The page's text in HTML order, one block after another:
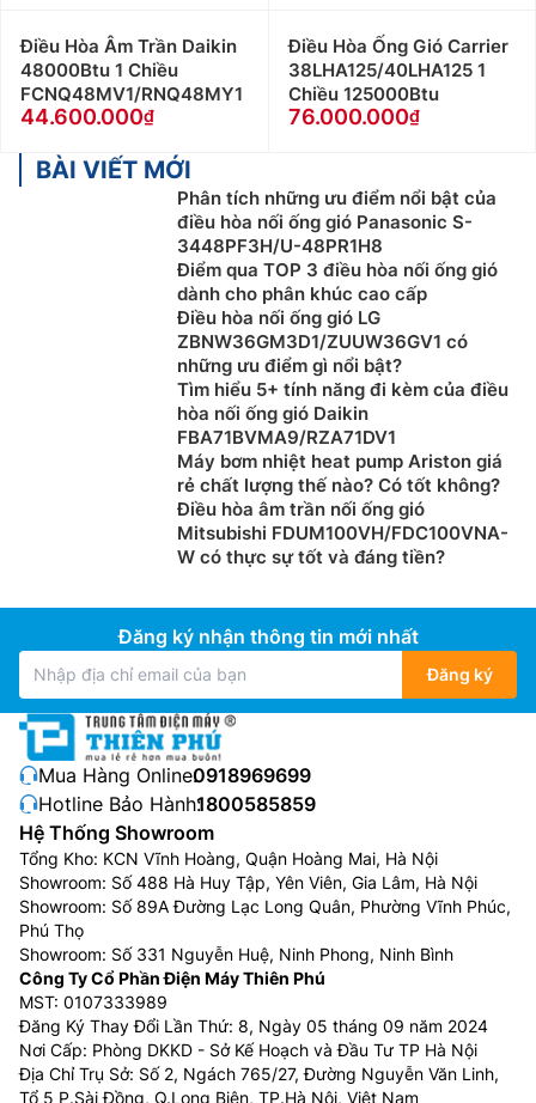
Điều Hòa Âm Trần Daikin
48000Btu 1 Chiều
FCNQ48MV1/RNQ48MY1
44.600.000
Điều Hòa Ống Gió Carrier
38LHA125/40LHA125 1
Chiều 125000Btu
76.000.000
BÀI VIẾT MỚI
Phân tích những ưu điểm nổi bật của
điều hòa nối ống gió Panasonic S-
3448PF3H/U-48PR1H8
Điểm qua TOP 3 điều hòa nối ống gió
dành cho phân khúc cao cấp
Điều hòa nối ống gió LG
ZBNW36GM3D1/ZUUW36GV1 có
những ưu điểm gì nổi bật?
Tìm hiểu 5+ tính năng đi kèm của điều
hòa nối ống gió Daikin
FBA71BVMA9/RZA71DV1
Máy bơm nhiệt heat pump Ariston giá
rẻ chất lượng thế nào? Có tốt không?
Điều hòa âm trần nối ống gió
Mitsubishi FDUM100VH/FDC100VNA-
W có thực sự tốt và đáng tiền?
Đăng ký nhận thông tin mới nhất
Đăng ký
Mua Hàng Online:0918969699
Hotline Bảo Hành:1800585859
Hệ Thống Showroom
Tổng Kho: KCN Vĩnh Hoàng, Quận Hoàng Mai, Hà Nội
Showroom: Số 488 Hà Huy Tập, Yên Viên, Gia Lâm, Hà Nội
Showroom: Số 89A Đường Lạc Long Quân, Phường Vĩnh Phúc,
Phú Thọ
Showroom: Số 331 Nguyễn Huệ, Ninh Phong, Ninh Bình
Công Ty Cổ Phần Điện Máy Thiên Phú
MST: 0107333989
Đăng Ký Thay Đổi Lần Thứ: 8, Ngày 05 tháng 09 năm 2024
Nơi Cấp: Phòng DKKD - Sở Kế Hoạch và Đầu Tư TP Hà Nội
Địa Chỉ Trụ Sở: Số 2, Ngách 765/27, Đường Nguyễn Văn Linh,
Tổ 5 P.Sài Đồng, Q.Long Biên, TP.Hà Nội, Việt Nam